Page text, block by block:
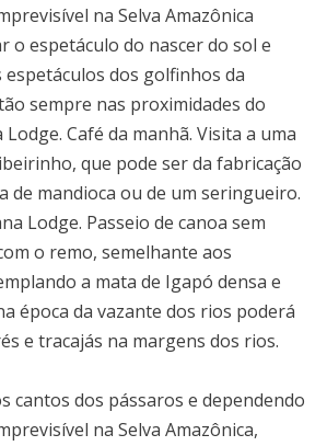
na Selva Amazônica
o espetáculo do nascer do sol e
dos golfinhos da
sempre nas proximidades do
Café da manhã. Visita a uma
que pode ser da fabricação
de mandioca ou de um seringueiro.
Lodge. Passeio de canoa sem
o remo, semelhante aos
a mata de Igapó densa e
época da vazante dos rios poderá
e tracajás na margens dos rios.
cantos dos pássaros e dependendo
na Selva Amazônica,